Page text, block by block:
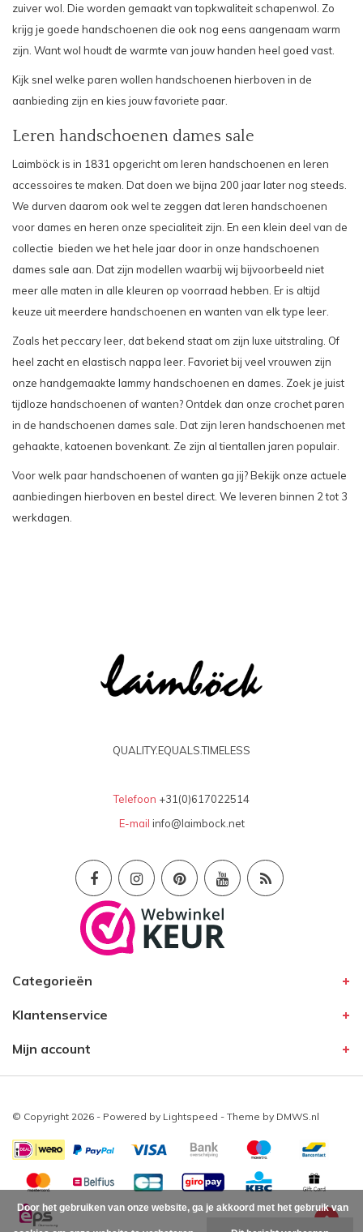
zuiver wol. Die worden gemaakt van topkwaliteit schapenwol. Zo
krijg je goede handschoenen die ook nog eens aangenaam warm
zijn. Want wol houdt de warmte van jouw handen heel goed vast.
Kijk snel welke paren wollen handschoenen hierboven in de
aanbieding zijn en kies jouw favoriete paar.
Leren handschoenen dames sale
Laimböck is in 1831 opgericht om leren handschoenen en leren
accessoires te maken. Dat doen we bijna 200 jaar later nog steeds.
We durven daarom ook wel te zeggen datleren handschoenen
voor dames en heren onze specialiteit zijn. En een klein deel van de
collectie bieden we het hele jaar door in onze handschoenen
dames sale aan. Dat zijn modellen waarbij wij bijvoorbeeld niet
meer alle maten in alle kleuren op voorraad hebben. Er is altijd
keuze uit meerdere handschoenen en wanten van elk type leer.
Zoals het peccary leer, dat bekend staat om zijn luxe uitstraling. Of
heel zacht en elastisch nappa leer. Favoriet bij veel vrouwen zijn
onze handgemaakte lammy handschoenen en dames. Zoek je juist
tijdloze handschoenen of wanten? Ontdek dan onze crochet paren
in de handschoenen dames sale. Dat zijn leren handschoenen met
gehaakte, katoenen bovenkant. Ze zijn al tientallen jaren populair.
Voor welk paar handschoenen of wanten ga jij? Bekijk onze actuele
aanbiedingen hierboven en bestel direct. We leveren binnen 2 tot 3
werkdagen.
QUALITY.EQUALS.TIMELESS
Telefoon +31(0)617022514
E-mail info@laimbock.net
Categorieën
Klantenservice
Mijn account
© Copyright 2026 - Powered by Lightspeed - Theme by DMWS.nl
Door het gebruiken van onze website, ga je akkoord met het gebruik van